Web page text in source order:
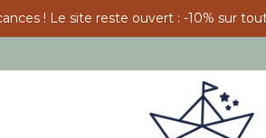
! Le site reste ouvert : -10% sur